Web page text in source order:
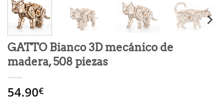
GATTO Bianco 3D mecánico de
madera, 508 piezas
54.90€